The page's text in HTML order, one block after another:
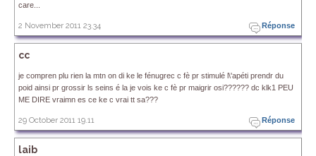
care...
Réponse
2 November 2011 23.34
cc
je compren plu rien la mtn on di ke le fénugrec c fè pr stimulé l\'apéti prendr du
poid ainsi pr grossir ls seins é la je vois ke c fè pr maigrir osi?????? dc klk1 PEU
ME DIRE vraimn es ce ke c vrai tt sa???
Réponse
29 October 2011 19.11
laib